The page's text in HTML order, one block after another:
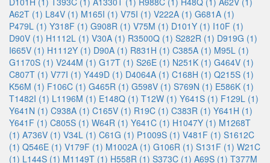
A62T (1) L84V (1) M165I (1) V75I (1) V222A (1) G681A (1)
P479L (1) Y318F (1) G908R (1) V75M (1) D101Y (1) I10F (1)
D90V (1) H1112L (1) V30A (1) R3500Q (1) S282R (1) D919G (1)
I665V (1) H1112Y (1) D90A (1) R831H (1) C385A (1) M95L (1)
G1170S (1) V244M (1) G17T (1) S26E (1) N251K (1) G464V (1)
C807T (1) V77I (1) Y449D (1) D4064A (1) C168H (1) Q215S (1)
K56M (1) F106C (1) G465R (1) G598V (1) S769N (1) E586K (1)
T1482I (1) L1196M (1) E148Q (1) T12W (1) Y641S (1) F129L (1)
Y641N (1) C938A (1) C165V (1) R19C (1) C383R (1) Y641H (1)
Y641F (1) C805S (1) W64R (1) Y641C (1) H1047Y (1) M1268T
(1) A736V (1) V34L (1) C61G (1) P1009S (1) V481F (1) S1612C
(1) Q546E (1) V179F (1) M1002A (1) G106R (1) S131F (1) W21C
(1) L144S (1) M1149T (1) H558R (1) S373C (1) A69S (1) T377M